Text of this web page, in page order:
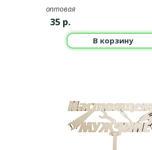
оптовая
35 р.
В корзину